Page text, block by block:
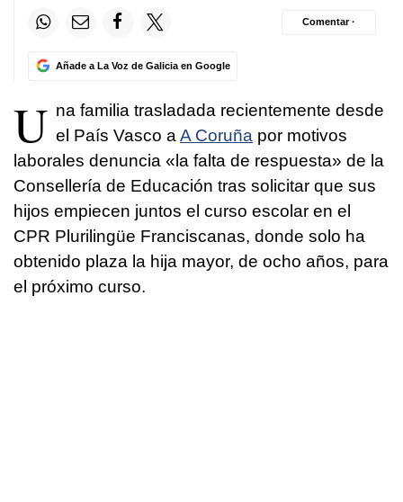
Añade a La Voz de Galicia en Google
Comentar ·
U na familia trasladada recientemente desde
el País Vasco a A Coruña por motivos
laborales denuncia «la falta de respuesta» de la
Consellería de Educación tras solicitar que sus
hijos empiecen juntos el curso escolar en el
CPR Plurilingüe Franciscanas, donde solo ha
obtenido plaza la hija mayor, de ocho años, para
el próximo curso.